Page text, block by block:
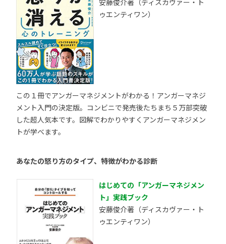
ゥエンティワン）
この１冊でアンガーマネジメントがわかる！アンガーマネジ
メント入門の決定版。コンビニで発売後たちまち５万部突破
した超人気本です。図解でわかりやすくアンガーマネジメン
トが学べます。
あなたの怒り方のタイプ、特徴がわかる診断
はじめての「アンガーマネジメン
ト」実践ブック
安藤俊介著（ディスカヴァー・ト
ゥエンティワン）